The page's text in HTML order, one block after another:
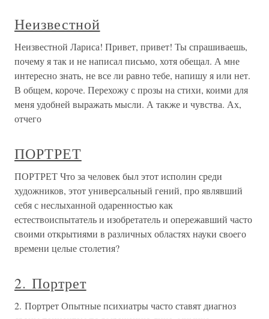
Неизвестной
Неизвестной Лариса! Привет, привет! Ты спрашиваешь,
почему я так и не написал письмо, хотя обещал. А мне
интересно знать, не все ли равно тебе, напишу я или нет.
В общем, короче. Перехожу с прозы на стихи, коими для
меня удобней выражать мысли. А также и чувства. Ах,
отчего
ПОРТРЕТ
ПОРТРЕТ Что за человек был этот исполин среди
художников, этот универсальный гений, про являвший
себя с неслыханной одаренностью как
естествоиспытатель и изобретатель и опережавший часто
своими открытиями в различных областях науки своего
времени целые столетия?
2. Портрет
2. Портрет Опытные психиатры часто ставят диагноз